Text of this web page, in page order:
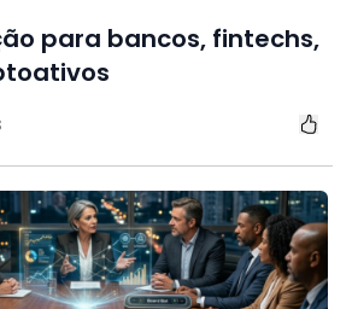
para bancos, fintechs,